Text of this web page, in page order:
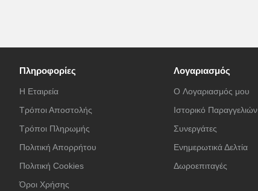
Πληροφορίες
Η Εταιρεία
Τρόποι Αποστολής
Τρόποι Πληρωμής
Πολιτική Απορρήτου
Πολιτική Cookies
Όροι Χρήσης
Λογαριασμός
O Λογαριασμός μου
Ιστορικό Παραγγελιών
Συνεργάτες
Ενημερωτικά Δελτία
Δωροεπιταγές